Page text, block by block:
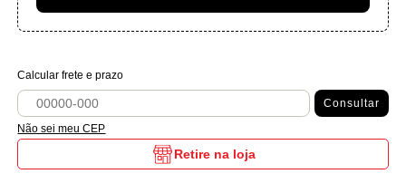
Calcular frete e prazo
Consultar
Não sei meu CEP
Retire na loja